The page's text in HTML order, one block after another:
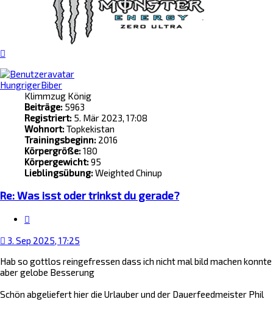
HungrigerBiber
Klimmzug König
Beiträge: 5963
Registriert: 5. Mär 2023, 17:08
Wohnort:Topkekistan
Trainingsbeginn: 2016
Körpergröße:180
Körpergewicht:95
Lieblingsübung:Weighted Chinup
Re: Was isst oder trinkst du gerade?
3. Sep 2025, 17:25
Hab so gottlos reingefressen dass ich nicht mal bild machen konnte
aber gelobe Besserung
Schön abgeliefert hier die Urlauber und der Dauerfeedmeister Phil